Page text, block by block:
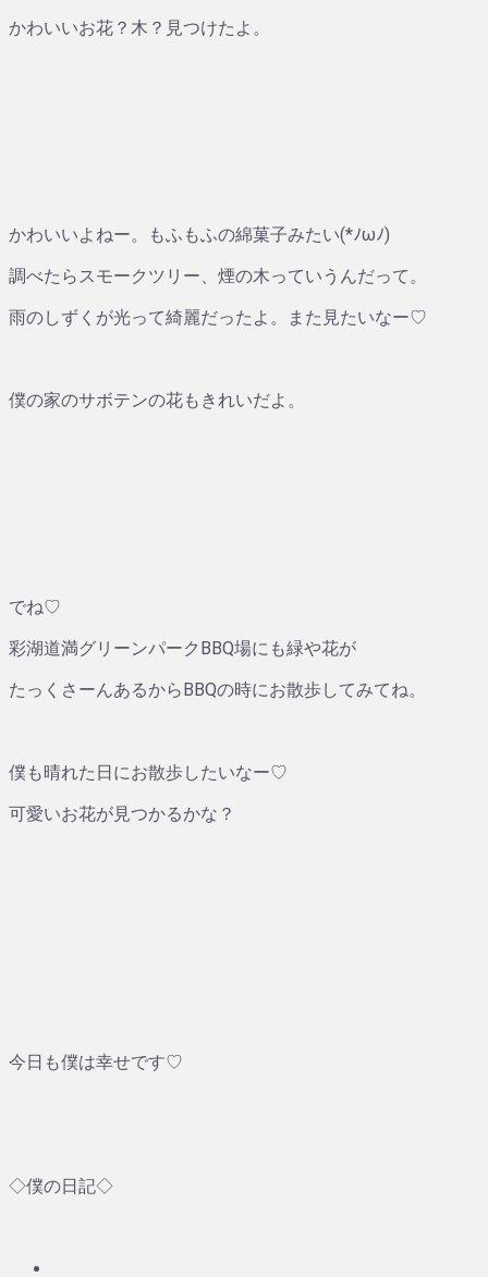
かわいいお花？木？見つけたよ。
かわいいよねー。もふもふの綿菓子みたい(*ﾉωﾉ)
調べたらスモークツリー、煙の木っていうんだって。
雨のしずくが光って綺麗だったよ。また見たいなー♡
僕の家のサボテンの花もきれいだよ。
でね♡
彩湖道満グリーンパークBBQ場にも緑や花が
たっくさーんあるからBBQの時にお散歩してみてね。
僕も晴れた日にお散歩したいなー♡
可愛いお花が見つかるかな？
今日も僕は幸せです♡
◇僕の日記◇